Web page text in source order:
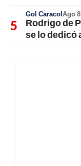
Gol CaracolAgo 8
Rodrigo de
se lo dedicó